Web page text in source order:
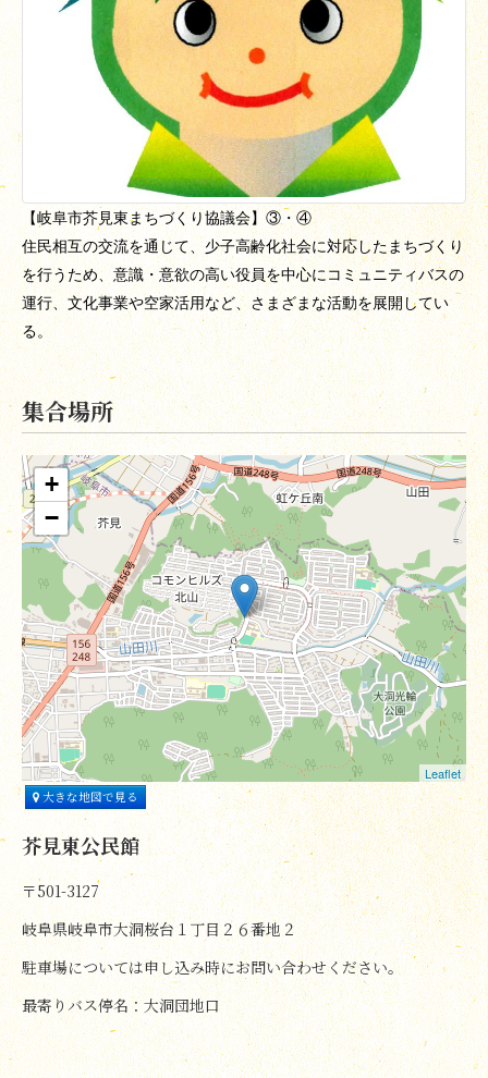
【岐阜市芥見東まちづくり協議会】③・④
住民相互の交流を通じて、少子高齢化社会に対応したまちづくり
を行うため、意識・意欲の高い役員を中心にコミュニティバスの
運行、文化事業や空家活用など、さまざまな活動を展開してい
る。
集合場所
+
−
Leaflet
大きな地図で見る
芥見東公民館
〒501-3127
岐阜県岐阜市大洞桜台１丁目２６番地２
駐車場については申し込み時にお問い合わせください。
最寄りバス停名：大洞団地口